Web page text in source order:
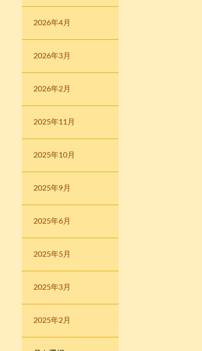
2026年4月
2026年3月
2026年2月
2025年11月
2025年10月
2025年9月
2025年6月
2025年5月
2025年3月
2025年2月